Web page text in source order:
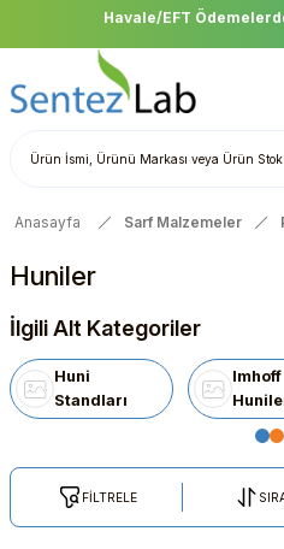
Havale/EFT
Anasayfa Sarf Malzemeler
Huniler
İlgili Alt Kategoriler
Huni
Standları
Imhoff
FİLTRELE